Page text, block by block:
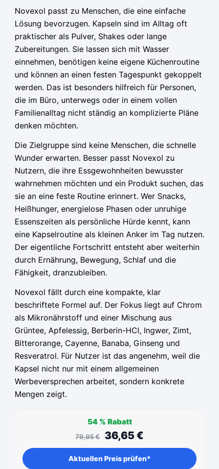
Novexol passt zu Menschen, die eine einfache
Lösung bevorzugen. Kapseln sind im Alltag oft
praktischer als Pulver, Shakes oder lange
Zubereitungen. Sie lassen sich mit Wasser
einnehmen, benötigen keine eigene Küchenroutine
und können an einen festen Tagespunkt gekoppelt
werden. Das ist besonders hilfreich für Personen,
die im Büro, unterwegs oder in einem vollen
Familienalltag nicht ständig an komplizierte Pläne
denken möchten.
Die Zielgruppe sind keine Menschen, die schnelle
Wunder erwarten. Besser passt Novexol zu
Nutzern, die ihre Essgewohnheiten bewusster
wahrnehmen möchten und ein Produkt suchen, das
sie an eine feste Routine erinnert. Wer Snacks,
Heißhunger, energielose Phasen oder unruhige
Essenszeiten als persönliche Hürde kennt, kann
eine Kapselroutine als kleinen Anker im Tag nutzen.
Der eigentliche Fortschritt entsteht aber weiterhin
durch Ernährung, Bewegung, Schlaf und die
Fähigkeit, dranzubleiben.
Novexol fällt durch eine kompakte, klar
beschriftete Formel auf. Der Fokus liegt auf Chrom
als Mikronährstoff und einer Mischung aus
Grüntee, Apfelessig, Berberin-HCl, Ingwer, Zimt,
Bitterorange, Cayenne, Banaba, Ginseng und
Resveratrol. Für Nutzer ist das angenehm, weil die
Kapsel nicht nur mit einem allgemeinen
Werbeversprechen arbeitet, sondern konkrete
Mengen zeigt.
54 % Rabatt
79,95€ 36,65€
Aktuellen Preis prüfen*